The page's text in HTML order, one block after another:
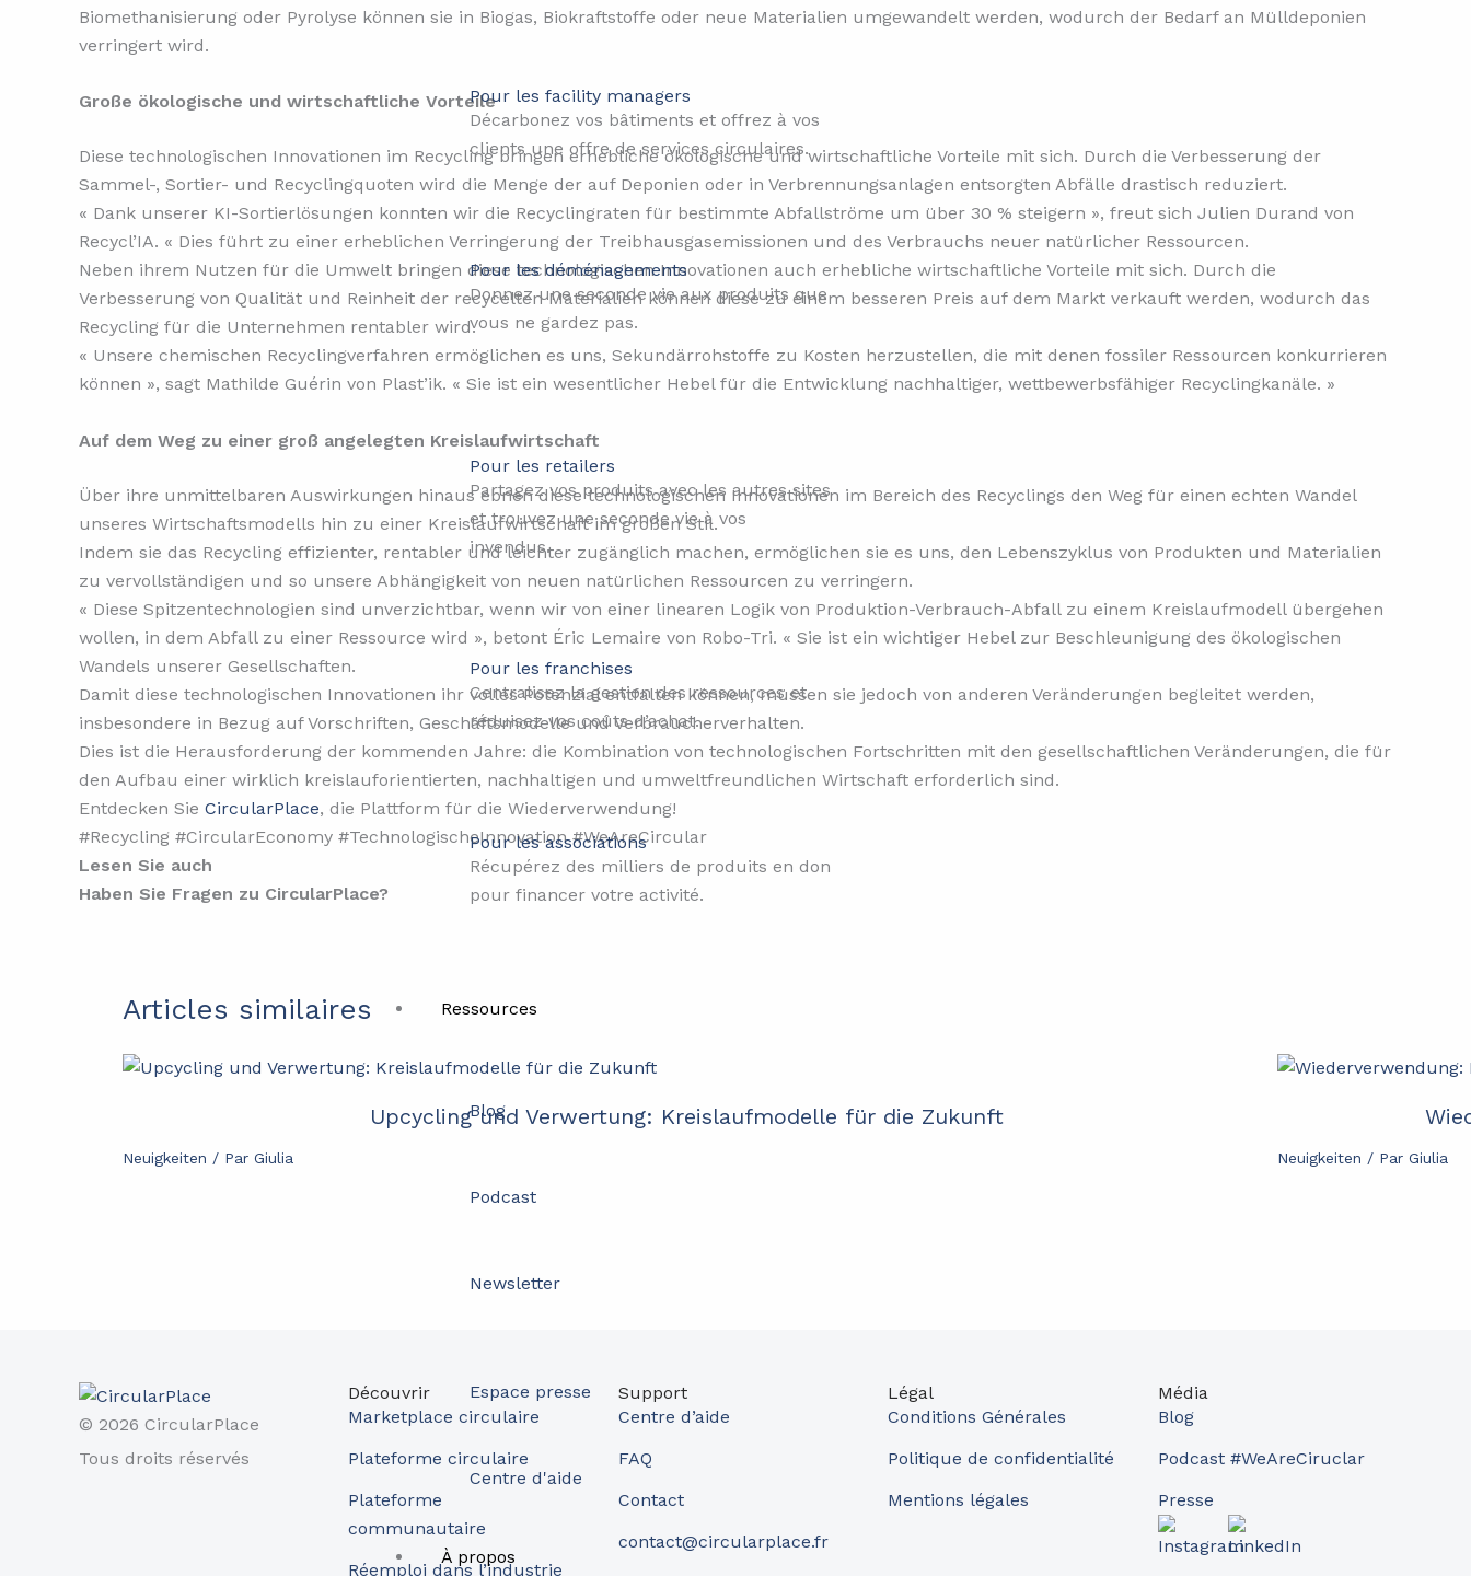
Pour les facility managers
Décarbonez vos bâtiments et offrez à vos
clients une offre de services circulaires.
Pour les déménagements
Donnez une seconde vie aux produits que
vous ne gardez pas.
Pour les retailers​
Partagez vos produits avec les autres sites
et trouvez une seconde vie à vos
invendus.
Pour les franchises
Centralisez la gestion des ressources et
réduisez vos coûts d’achat.
Pour les associations
Récupérez des milliers de produits en don
pour financer votre activité.
Ressources
Blog
Podcast
Newsletter
Espace presse
Centre d'aide
À propos
Biomethanisierung oder Pyrolyse können sie in Biogas, Biokraftstoffe oder neue Materialien umgewandelt werden, wodurch der Bedarf an Mülldeponien
verringert wird.
Große ökologische und wirtschaftliche Vorteile
Diese technologischen Innovationen im Recycling bringen erhebliche ökologische und wirtschaftliche Vorteile mit sich. Durch die Verbesserung der
Sammel-, Sortier- und Recyclingquoten wird die Menge der auf Deponien oder in Verbrennungsanlagen entsorgten Abfälle drastisch reduziert.
« Dank unserer KI-Sortierlösungen konnten wir die Recyclingraten für bestimmte Abfallströme um über 30 % steigern », freut sich Julien Durand von
Recycl’IA. « Dies führt zu einer erheblichen Verringerung der Treibhausgasemissionen und des Verbrauchs neuer natürlicher Ressourcen.
Neben ihrem Nutzen für die Umwelt bringen diese technologischen Innovationen auch erhebliche wirtschaftliche Vorteile mit sich. Durch die
Verbesserung von Qualität und Reinheit der recycelten Materialien können diese zu einem besseren Preis auf dem Markt verkauft werden, wodurch das
Recycling für die Unternehmen rentabler wird.
« Unsere chemischen Recyclingverfahren ermöglichen es uns, Sekundärrohstoffe zu Kosten herzustellen, die mit denen fossiler Ressourcen konkurrieren
können », sagt Mathilde Guérin von Plast’ik. « Sie ist ein wesentlicher Hebel für die Entwicklung nachhaltiger, wettbewerbsfähiger Recyclingkanäle. »
Auf dem Weg zu einer groß angelegten Kreislaufwirtschaft
Über ihre unmittelbaren Auswirkungen hinaus ebnen diese technologischen Innovationen im Bereich des Recyclings den Weg für einen echten Wandel
unseres Wirtschaftsmodells hin zu einer Kreislaufwirtschaft im großen Stil.
Indem sie das Recycling effizienter, rentabler und leichter zugänglich machen, ermöglichen sie es uns, den Lebenszyklus von Produkten und Materialien
zu vervollständigen und so unsere Abhängigkeit von neuen natürlichen Ressourcen zu verringern.
« Diese Spitzentechnologien sind unverzichtbar, wenn wir von einer linearen Logik von Produktion-Verbrauch-Abfall zu einem Kreislaufmodell übergehen
wollen, in dem Abfall zu einer Ressource wird », betont Éric Lemaire von Robo-Tri. « Sie ist ein wichtiger Hebel zur Beschleunigung des ökologischen
Wandels unserer Gesellschaften.
Damit diese technologischen Innovationen ihr volles Potenzial entfalten können, müssen sie jedoch von anderen Veränderungen begleitet werden,
insbesondere in Bezug auf Vorschriften, Geschäftsmodelle und Verbraucherverhalten.
Dies ist die Herausforderung der kommenden Jahre: die Kombination von technologischen Fortschritten mit den gesellschaftlichen Veränderungen, die für
den Aufbau einer wirklich kreislauforientierten, nachhaltigen und umweltfreundlichen Wirtschaft erforderlich sind.
Entdecken Sie CircularPlace, die Plattform für die Wiederverwendung!
#Recycling #CircularEconomy #TechnologischeInnovation #WeAreCircular
Lesen Sie auch
Haben Sie Fragen zu CircularPlace?
Articles similaires
Upcycling und Verwertung: Kreislaufmodelle für die Zukunft
Neuigkeiten / Par Giulia Neuigkeiten / Par Giulia
© 2026 CircularPlace
Tous droits réservés
Découvrir
Marketplace circulaire
Plateforme circulaire
Plateforme
communautaire
Réemploi dans l’industrie
Support
Centre d’aide
FAQ
Contact
contact@circularplace.fr
Légal
Conditions Générales
Politique de confidentialité
Mentions légales
Média
Blog
Podcast #WeAreCiruclar
Presse